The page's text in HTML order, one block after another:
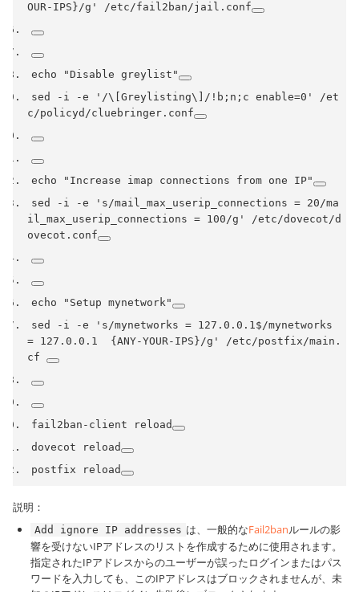
OUR-IPS}/g'
/etc/fail2ban/jail . conf
echo
"Disable greylist"
sed
- i -e '/\[Greylisting\]/!b;n;c enable=0' /et
c/policyd /cluebringer . conf
echo
"Increase imap connections from one IP"
sed
- i -e
's/mail_max_userip_connections = 20/ma
il_max_userip_connections = 100/g'
/etc/dovecot/d
ovecot . conf
echo
"Setup mynetwork"
sed
- i -e
's/mynetworks = 127.0.0.1$/mynetworks
= 127.0.0.1  {ANY-YOUR-IPS}/g'
/etc/postfix/main .
cf
fail2ban - client reload
dovecot reload
postfix reload
説明：
Add ignore IP addresses は、一般的なFail2banルールの影
響を受けないIPアドレスのリストを作成するために使用されます。
指定されたIPアドレスからのユーザーが誤ったログインまたはパス
ワードを入力しても、このIPアドレスはブロックされませんが、未